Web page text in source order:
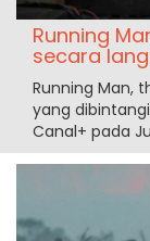
Running
secara
Running Man,
yang
Canal+ pada